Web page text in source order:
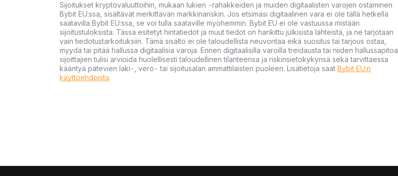
Sijoitukset kryptovaluuttoihin, mukaan lukien -rahakkeiden ja muiden digitaalisten varojen ostaminen
Bybit EU:ssa, sisältävät merkittävän markkinariskin. Jos etsimäsi digitaalinen vara ei ole tällä hetkellä
saatavilla Bybit EU:ssa, se voi tulla saataville myöhemmin. Bybit EU ei ole vastuussa mistään
sijoitustuloksista. Tässä esitetyt hintatiedot ja muut tiedot on hankittu julkisista lähteistä, ja ne tarjotaan
vain tiedotustarkoituksiin. Tämä sisältö ei ole taloudellista neuvontaa eikä suositus tai tarjous ostaa,
myydä tai pitää hallussa digitaalisia varoja. Ennen digitaalisilla varoilla treidausta tai niiden hallussapitoa
sijoittajien tulisi arvioida huolellisesti taloudellinen tilanteensa ja riskinsietokykynsä sekä tarvittaessa
kääntyä pätevien laki-, vero- tai sijoitusalan ammattilaisten puoleen. Lisätietoja saat Bybit EU:n
käyttöehdoista.